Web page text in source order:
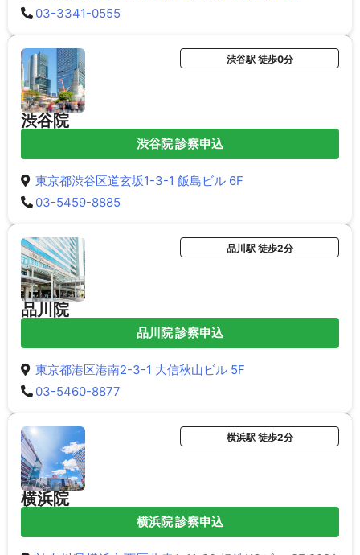
03-3341-0555
渋谷院
渋谷駅 徒歩0分
渋谷院 診察申込
東京都渋谷区道玄坂1-3-1 飯島ビル 6F
03-5459-8885
品川院
品川駅 徒歩2分
品川院 診察申込
東京都港区港南2-3-1 大信秋山ビル 5F
03-5460-8877
横浜院
横浜駅 徒歩2分
横浜院 診察申込